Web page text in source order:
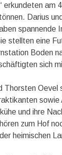
erkundeten
Darius
stellten eine
Boden
sich
und ihre
zum Hof
heimischen